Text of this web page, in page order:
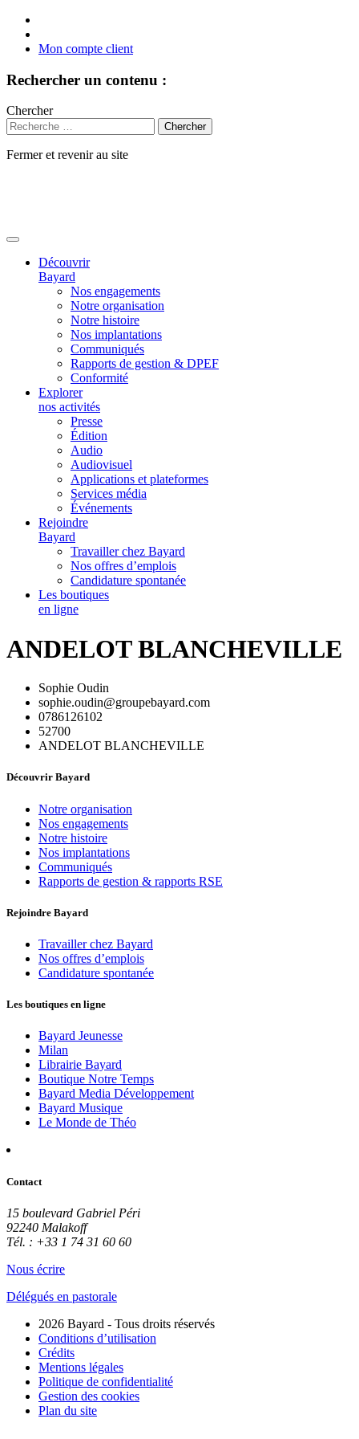
Mon compte client
Rechercher un contenu :
Chercher
Fermer et revenir au site
Découvrir
Bayard
Nos engagements
Notre organisation
Notre histoire
Nos implantations
Communiqués
Rapports de gestion & DPEF
Conformité
Explorer
nos activités
Presse
Édition
Audio
Audiovisuel
Applications et plateformes
Services média
Événements
Rejoindre
Bayard
Travailler chez Bayard
Nos offres d’emplois
Candidature spontanée
Les boutiques
en ligne
ANDELOT BLANCHEVILLE
Sophie Oudin
sophie.oudin@groupebayard.com
0786126102
52700
ANDELOT BLANCHEVILLE
Découvrir Bayard
Notre organisation
Nos engagements
Notre histoire
Nos implantations
Communiqués
Rapports de gestion & rapports RSE
Rejoindre Bayard
Travailler chez Bayard
Nos offres d’emplois
Candidature spontanée
Les boutiques en ligne
Bayard Jeunesse
Milan
Librairie Bayard
Boutique Notre Temps
Bayard Media Développement
Bayard Musique
Le Monde de Théo
Contact
15 boulevard Gabriel Péri
92240 Malakoff
Tél. : +33 1 74 31 60 60
Nous écrire
Délégués en pastorale
2026 Bayard - Tous droits réservés
Conditions d’utilisation
Crédits
Mentions légales
Politique de confidentialité
Gestion des cookies
Plan du site